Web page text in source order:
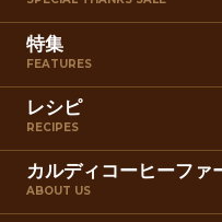
特集
FEATURES
レシピ
RECIPES
カルディコーヒーファ
ABOUT US